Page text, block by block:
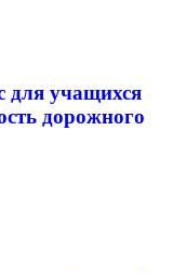
для учащихся
дорожного